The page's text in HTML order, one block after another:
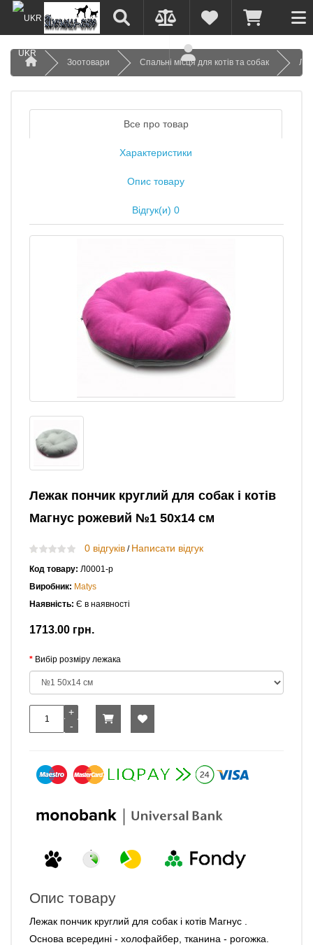
UKR
Зоотовари
Спальні місця для котів та собак
Все про товар
Характеристики
Опис товару
Відгук(и) 0
Лежак пончик круглий для собак і котів
Магнус рожевий №1 50х14 см
0 відгуків / Написати відгук
Код товару: Л0001-р
Виробник: Matys
Наявність: Є в наявності
1713.00 грн.
Вибір розміру лежака
Опис товару
Лежак пончик круглий для собак і котів Магнус .
Основа всередині - холофайбер, тканина - рогожка.